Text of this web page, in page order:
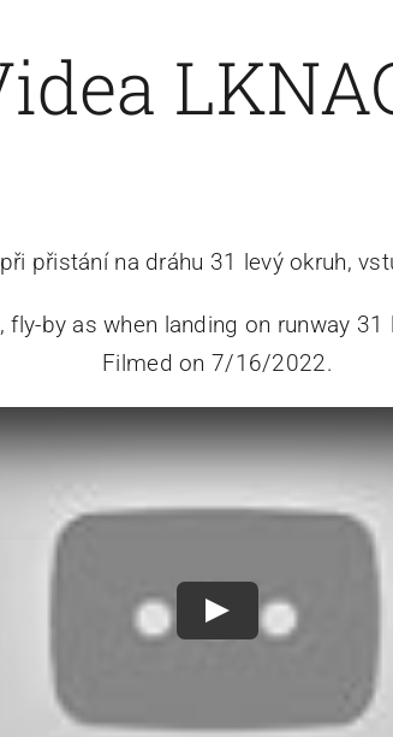
přistání na dráhu 31 levý okruh,
by as when landing on runway
Filmed on 7/16/2022.